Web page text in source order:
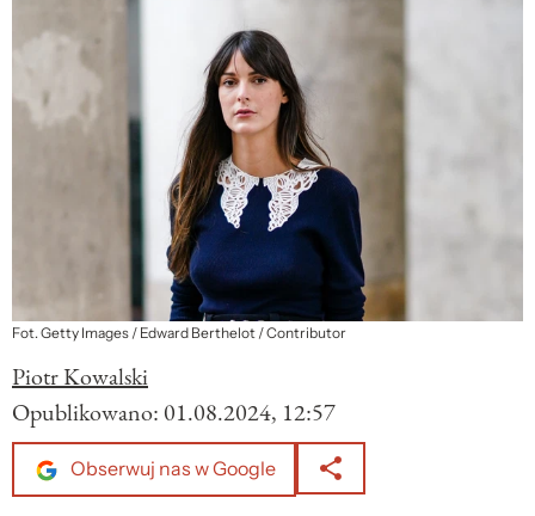
Fot. Getty Images / Edward Berthelot / Contributor
Piotr Kowalski
Opublikowano: 01.08.2024, 12:57
Obserwuj nas w Google